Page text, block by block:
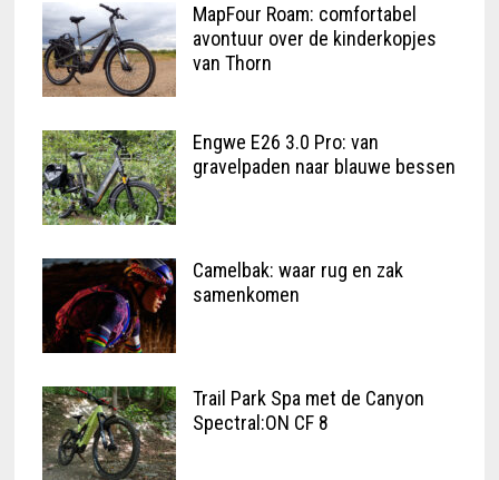
MapFour Roam: comfortabel
avontuur over de kinderkopjes
van Thorn
Engwe E26 3.0 Pro: van
gravelpaden naar blauwe bessen
Camelbak: waar rug en zak
samenkomen
Trail Park Spa met de Canyon
Spectral:ON CF 8